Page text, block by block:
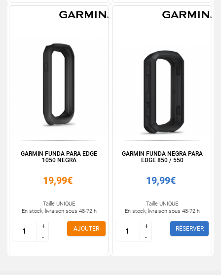
GARMIN FUNDA PARA EDGE
1050 NEGRA
19,99€
Taille UNIQUE
En stock, livraison sous 48-72 h
+
-
+
-
AJOUTER
GARMIN FUNDA NEGRA PARA
EDGE 850 / 550
19,99€
Taille UNIQUE
En stock, livraison sous 48-72 h
+
-
+
-
RÉSERVER